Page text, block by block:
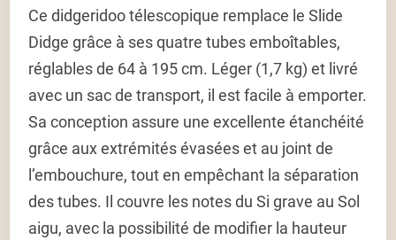
Ce didgeridoo télescopique remplace le Slide
Didge grâce à ses quatre tubes emboîtables,
réglables de 64 à 195 cm. Léger (1,7 kg) et livré
avec un sac de transport, il est facile à emporter.
Sa conception assure une excellente étanchéité
grâce aux extrémités évasées et au joint de
l’embouchure, tout en empêchant la séparation
des tubes. Il couvre les notes du Si grave au Sol
aigu, avec la possibilité de modifier la hauteur